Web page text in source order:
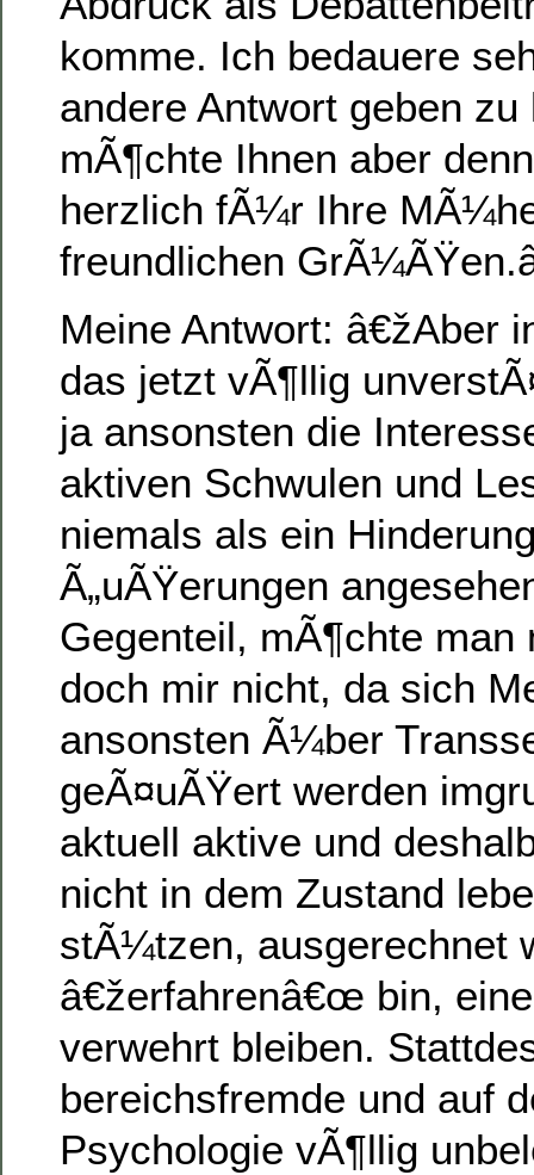
komme. Ich bedauere
andere Antwort geben zu
mÃ¶chte Ihnen aber
herzlich fÃ¼r Ihre
freundlichen
Meine Antwort: â€žAber
das jetzt vÃ¶llig
ja ansonsten die
aktiven Schwulen und
niemals als ein
Ã„uÃŸerungen
Gegenteil, mÃ¶chte man
doch mir nicht, da sich
ansonsten Ã¼ber
geÃ¤uÃŸert werden
aktuell aktive und
nicht in dem Zustand
stÃ¼tzen, ausgerechnet
â€žerfahrenâ€œ bin,
verwehrt bleiben.
bereichsfremde und auf
Psychologie vÃ¶llig